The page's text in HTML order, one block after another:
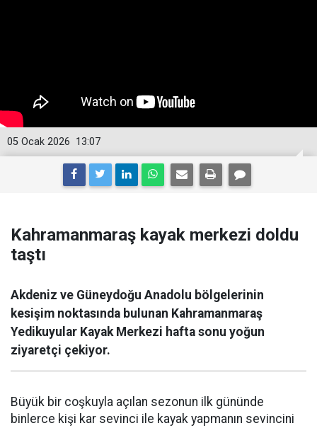
13:07
05 Ocak 2026
Kahramanmaraş kayak merkezi doldu
taştı
Akdeniz ve Güneydoğu Anadolu bölgelerinin
kesişim noktasında bulunan Kahramanmaraş
Yedikuyular Kayak Merkezi hafta sonu yoğun
ziyaretçi çekiyor.
Büyük bir coşkuyla açılan sezonun ilk gününde
binlerce kişi kar sevinci ile kayak yapmanın sevincini